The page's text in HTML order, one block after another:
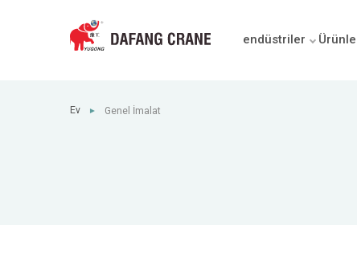
endüstriler
Ev ► Genel İmalat